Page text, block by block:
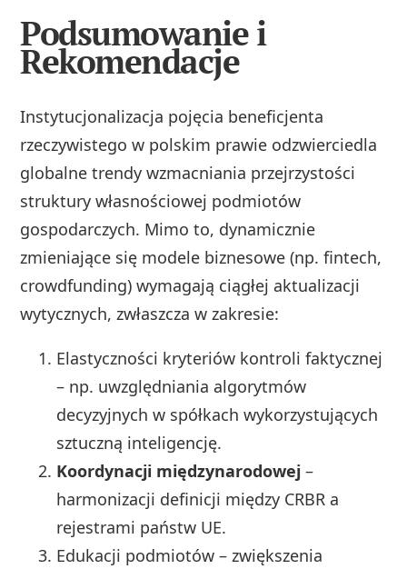
Podsumowanie i
Rekomendacje
Instytucjonalizacja pojęcia beneficjenta
rzeczywistego w polskim prawie odzwierciedla
globalne trendy wzmacniania przejrzystości
struktury własnościowej podmiotów
gospodarczych. Mimo to, dynamicznie
zmieniające się modele biznesowe (np. fintech,
crowdfunding) wymagają ciągłej aktualizacji
wytycznych, zwłaszcza w zakresie:
Elastyczności kryteriów kontroli faktycznej
– np. uwzględniania algorytmów
decyzyjnych w spółkach wykorzystujących
sztuczną inteligencję.
Koordynacji międzynarodowej –
harmonizacji definicji między CRBR a
rejestrami państw UE.
Edukacji podmiotów – zwiększenia